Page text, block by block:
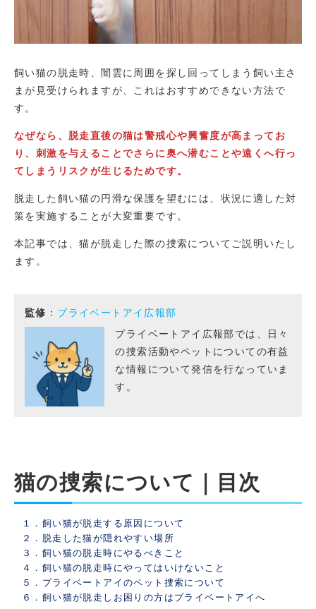
飼い猫の脱走時、闇雲に周囲を探し回ってしまう飼い主さ
まが見受けられますが、これはおすすめできない方法で
す。
なぜなら、脱走直後の猫は警戒心や興奮度が高まってお
り、刺激を与えることでさらに奥へ潜むことや遠くへ行っ
てしまうリスクが生じるためです。
脱走した飼い猫の円滑な保護を望むには、状況に適した対
策を実施することが大変重要です。
本記事では、猫が脱走した際の捜索についてご説明いたし
ます。
監修 ： プライベートアイ広報部
プライベートアイ広報部では、日々
の捜索活動やペットについての有益
な情報について発信を行なっていま
す。
猫の捜索について｜目次
１．飼い猫が脱走する原因について
２．脱走した猫が隠れやすい場所
３．飼い猫の脱走時にやるべきこと
４．飼い猫の脱走時にやってはいけないこと
５．プライベートアイのペット捜索について
６．飼い猫が脱走しお困りの方はプライベートアイへ